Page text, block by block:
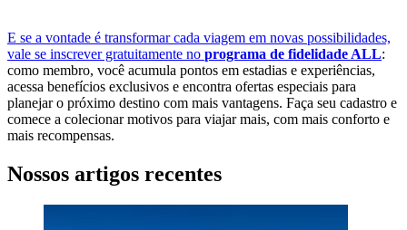
E se a vontade é transformar cada viagem em novas possibilidades,
vale se inscrever gratuitamente no programa de fidelidade ALL:
como membro, você acumula pontos em estadias e experiências,
acessa benefícios exclusivos e encontra ofertas especiais para
planejar o próximo destino com mais vantagens. Faça seu cadastro e
comece a colecionar motivos para viajar mais, com mais conforto e
mais recompensas.
Nossos artigos recentes